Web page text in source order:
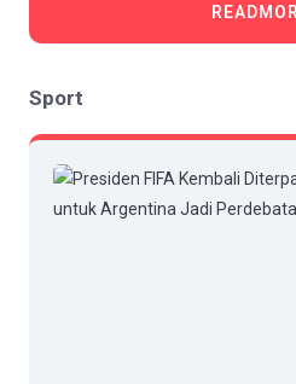
Sport